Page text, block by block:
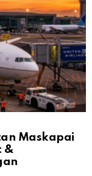
Maskapai
&